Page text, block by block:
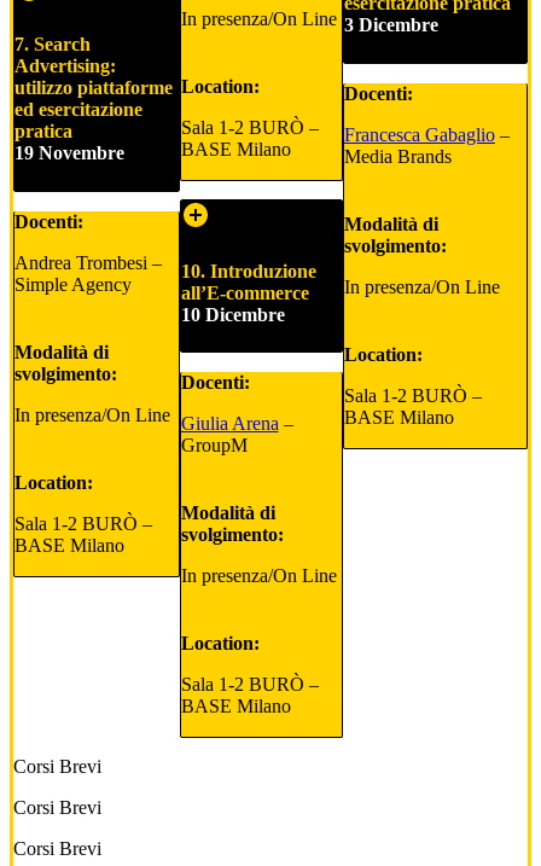
7. Search
Advertising:
utilizzo piattaforme
ed esercitazione
pratica
19 Novembre
Docenti:
Andrea Trombesi –
Simple Agency
Modalità di
svolgimento:
In presenza/On Line
Location:
Sala 1-2 BURÒ –
BASE Milano
In presenza/On Line
Location:
Sala 1-2 BURÒ –
BASE Milano
10. Introduzione
all’E-commerce
10 Dicembre
Docenti:
Giulia Arena –
GroupM
Modalità di
svolgimento:
In presenza/On Line
Location:
Sala 1-2 BURÒ –
BASE Milano
3 Dicembre
Docenti:
Francesca Gabaglio–
Media Brands
Modalità di
svolgimento:
In presenza/On Line
Location:
Sala 1-2 BURÒ –
BASE Milano
Corsi Brevi
Corsi Brevi
Corsi Brevi